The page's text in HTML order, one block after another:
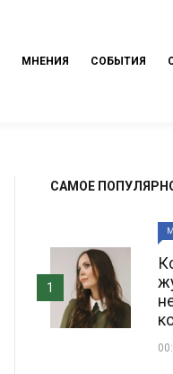
МНЕНИЯ СОБЫТИЯ
САМОЕ
1